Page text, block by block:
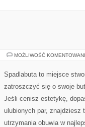
MOŻLIWOŚĆ
Spadlabuta to miejsce
zatroszczyć się o swoje
Jeśli cenisz estetykę,
ulubionych par, znajdziesz
utrzymania obuwia w